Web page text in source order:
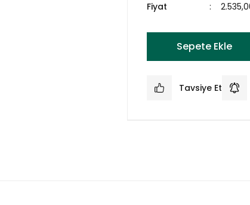
Fiyat
Sepete Ekle
Tavsiye Et